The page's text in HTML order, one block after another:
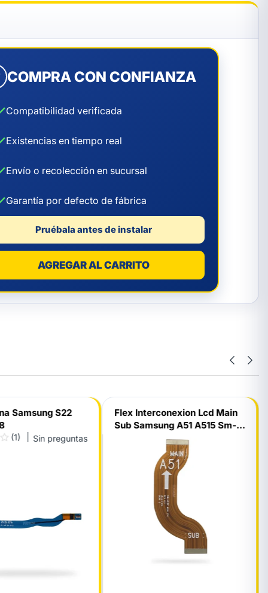
COMPRA CON CONFIANZA
Compatibilidad verificada
Existencias en tiempo real
Envío o recolección en sucursal
Garantía por defecto de fábrica
Pruébala antes de instalar
AGREGAR AL CARRITO
Samsung S22
(1) Sin preguntas
Flex Interconexion Lcd Main
Sub Samsung A51 A515 Sm-
A515F Main Ctc